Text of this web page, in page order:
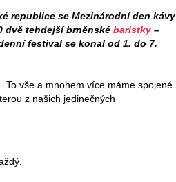
republice se Mezinárodní den kávy
dvě tehdejší brněnské baristky –
festival se konal od 1. do 7.
vše a mnohem více máme spojené
z našich jedinečných